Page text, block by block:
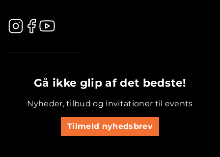
Gå ikke glip af det bedste!
Nyheder, tilbud og invitationer til events
Tilmeld nyhedsbrev